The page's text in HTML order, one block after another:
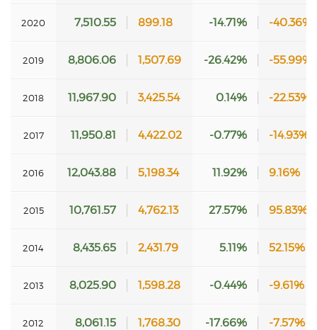
2020 7,510.55 899.18 -14.71% -40.36%
2019 8,806.06 1,507.69 -26.42% -55.99%
2018 11,967.90 3,425.54 0.14% -22.53%
2017 11,950.81 4,422.02 -0.77% -14.93%
2016 12,043.88 5,198.34 11.92% 9.16%
2015 10,761.57 4,762.13 27.57% 95.83%
2014 8,435.65 2,431.79 5.11% 52.15%
2013 8,025.90 1,598.28 -0.44% -9.61%
2012 8,061.15 1,768.30 -17.66% -7.57%